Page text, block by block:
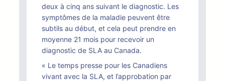
deux à cinq ans suivant le diagnostic. Les
symptômes de la maladie peuvent être
subtils au début, et cela peut prendre en
moyenne 21 mois pour recevoir un
diagnostic de SLA au Canada.
« Le temps presse pour les Canadiens
vivant avec la SLA, et l’approbation par